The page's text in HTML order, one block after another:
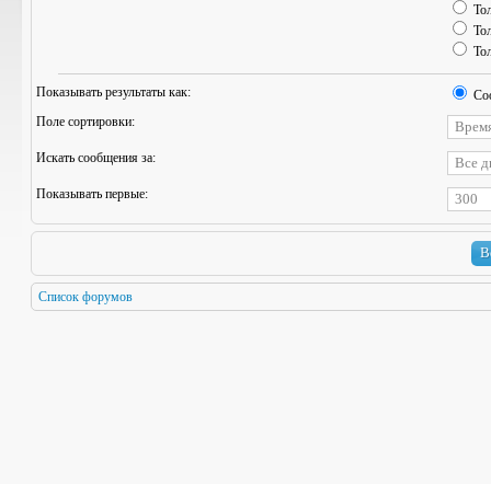
Показывать результаты как:
Поле сортировки:
Искать сообщения за:
Показывать первые:
Список форумов